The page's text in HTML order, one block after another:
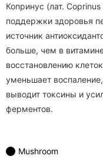
Копринус (лат.
поддержки здоровья
источник
больше, чем в
восстановлению
уменьшает
выводит токсины и
ферментов.
Mushroom